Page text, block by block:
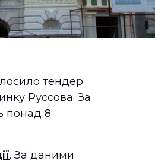
тендер
Руссова. За
понад 8
. За даними